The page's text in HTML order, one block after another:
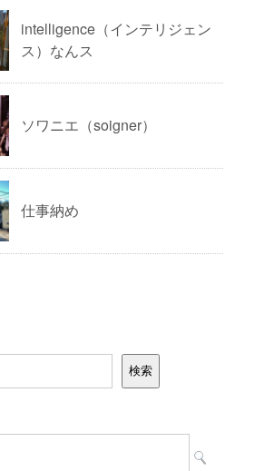
intelligence（インテリジェン
ス）なんス
ソワニエ（soigner）
仕事納め
検索